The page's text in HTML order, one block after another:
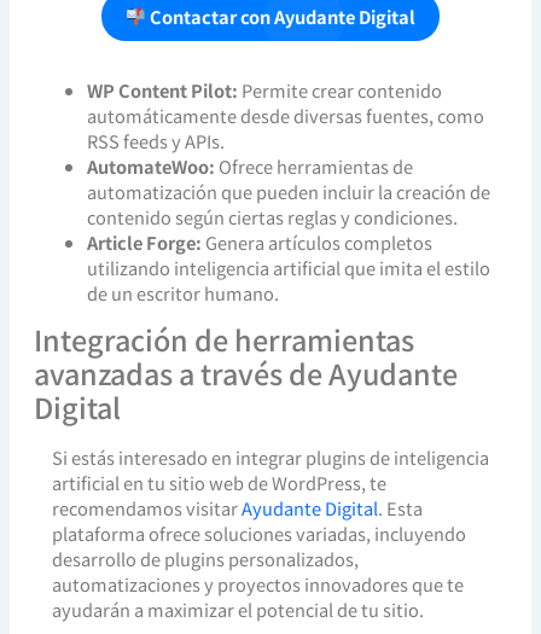
Contactar con Ayudante Digital
WP Content Pilot: Permite crear contenido
automáticamente desde diversas fuentes, como
RSS feeds y APIs.
AutomateWoo: Ofrece herramientas de
automatización que pueden incluir la creación de
contenido según ciertas reglas y condiciones.
Article Forge: Genera artículos completos
utilizando inteligencia artificial que imita el estilo
de un escritor humano.
Integración de herramientas
avanzadas a través de Ayudante
Digital
Si estás interesado en integrar plugins de inteligencia
artificial en tu sitio web de WordPress, te
recomendamos visitarAyudante Digital. Esta
plataforma ofrece soluciones variadas, incluyendo
desarrollo de plugins personalizados,
automatizaciones y proyectos innovadores que te
ayudarán a maximizar el potencial de tu sitio.